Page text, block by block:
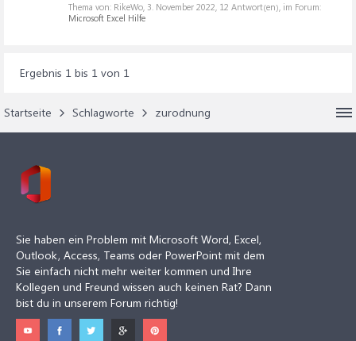
Thema von: RikeWo, 3. November 2022, 12 Antwort(en), im Forum:
Microsoft Excel Hilfe
Ergebnis 1 bis 1 von 1
Startseite Schlagworte zurodnung
Sie haben ein Problem mit Microsoft Word, Excel,
Outlook, Access, Teams oder PowerPoint mit dem
Sie einfach nicht mehr weiter kommen und Ihre
Kollegen und Freund wissen auch keinen Rat? Dann
bist du in unserem Forum richtig!